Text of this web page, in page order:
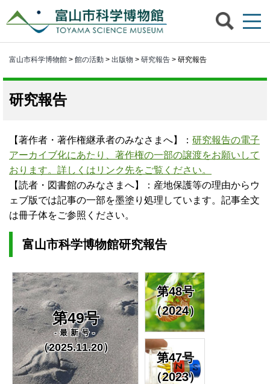
富山市科学博物館 > 館の活動 > 出版物 > 研究報告 > 研究報告
研究報告
【著作者・著作権継承者のみなさまへ】： 研究報告の電子
アーカイブ化にあたり、著作権の一部の譲渡をお願いして
おります。詳しくはリンク先をご覧ください。
【読者・図書館のみなさまへ】：産地保護等の理由からウ
ェブ版では記事の一部を墨塗り処理しています。記事全文
は冊子体をご参照ください。
富山市科学博物館研究報告
第49号
-最新号-
（2025.11.20）
第48号
（2024）
第47号
（2023）